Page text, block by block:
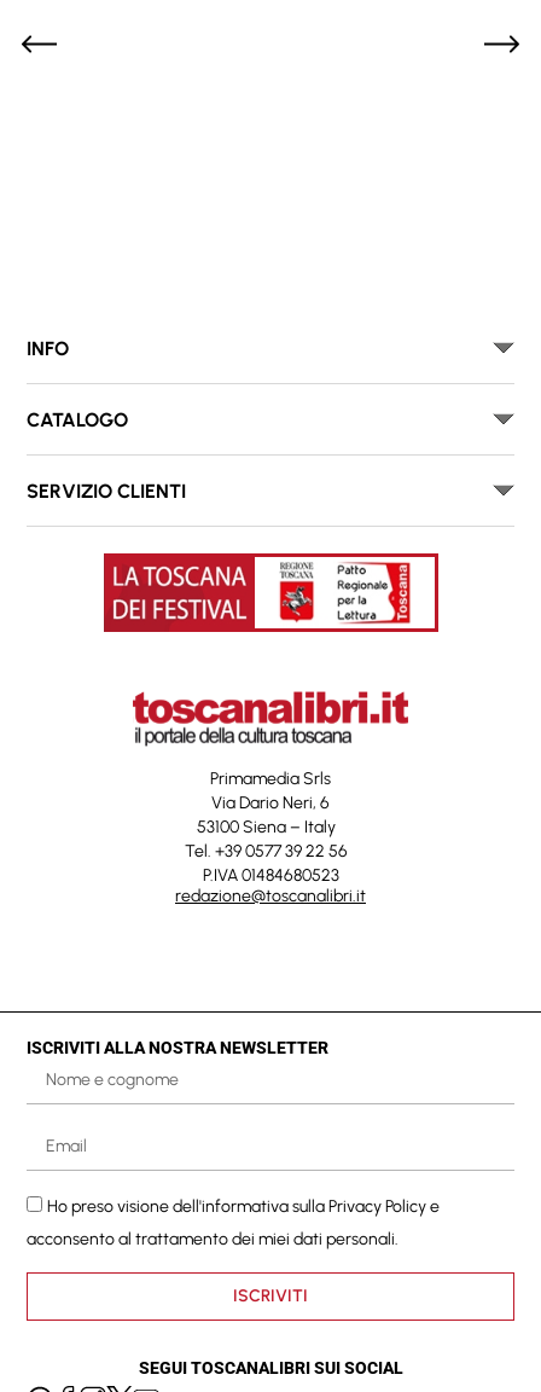
INFO
CATALOGO
SERVIZIO CLIENTI
Primamedia Srls
Via Dario Neri, 6
53100 Siena – Italy
Tel. +39 0577 39 22 56
P.IVA 01484680523
redazione@toscanalibri.it
ISCRIVITI ALLA NOSTRA NEWSLETTER
Ho preso visione dell'informativa sullaPrivacy Policye
acconsento al trattamento dei miei dati personali.
ISCRIVITI
SEGUI TOSCANALIBRI SUI SOCIAL